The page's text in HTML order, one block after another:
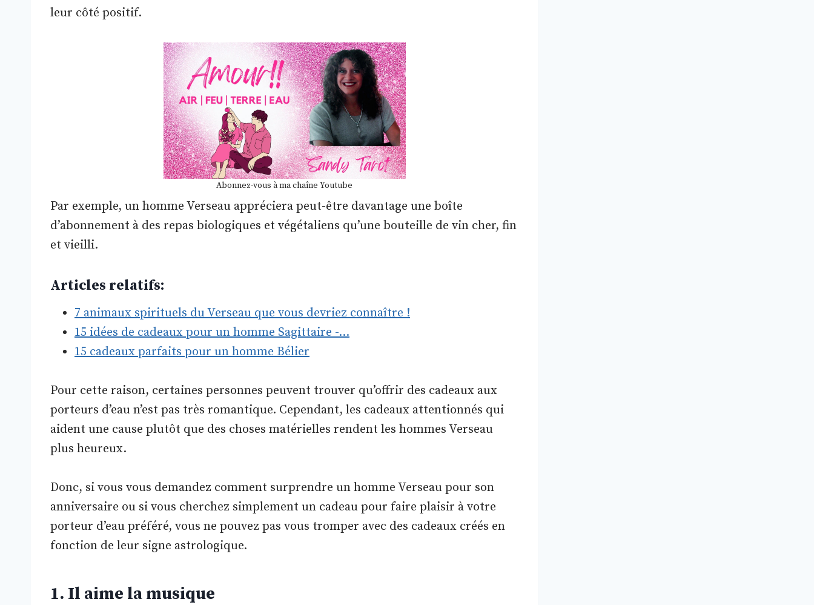
leur côté positif.
Abonnez-vous à ma chaîne Youtube
Par exemple, un homme Verseau appréciera peut-être davantage une boîte
d’abonnement à des repas biologiques et végétaliens qu’une bouteille de vin cher, fin
et vieilli.
Articles relatifs:
7 animaux spirituels du Verseau que vous devriez connaître !
15 idées de cadeaux pour un homme Sagittaire -…
15 cadeaux parfaits pour un homme Bélier
Pour cette raison, certaines personnes peuvent trouver qu’offrir des cadeaux aux
porteurs d’eau n’est pas très romantique. Cependant, les cadeaux attentionnés qui
aident une cause plutôt que des choses matérielles rendent les hommes Verseau
plus heureux.
Donc, si vous vous demandez comment surprendre un homme Verseau pour son
anniversaire ou si vous cherchez simplement un cadeau pour faire plaisir à votre
porteur d’eau préféré, vous ne pouvez pas vous tromper avec des cadeaux créés en
fonction de leur signe astrologique.
1. Il aime la musique